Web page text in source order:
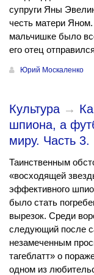
супруги Яны
честь матери
мальчишке было
его отец
Юрий Москаленко
Культура →
шпиона, а
миру. Часть 3.
Таинственным
«восходящей
эффективного
было стать
вырезок. Среди
следующий после
незамеченным
тагеблатт» о
одном из